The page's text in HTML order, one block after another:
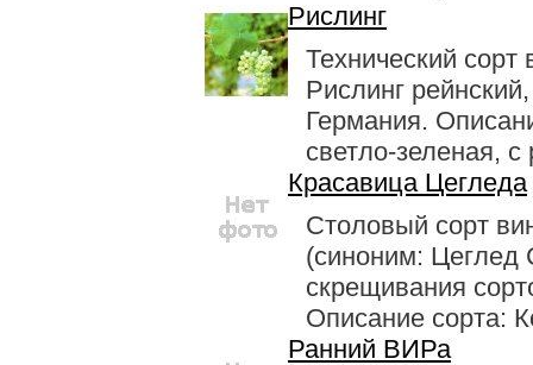
Рислинг
Технический
Рислинг
Германия.
светло-зеленая, с
Красавица Цегледа
Столовый сорт
(синоним: Цеглед
скрещивания
Описание сорта:
Ранний ВИРа